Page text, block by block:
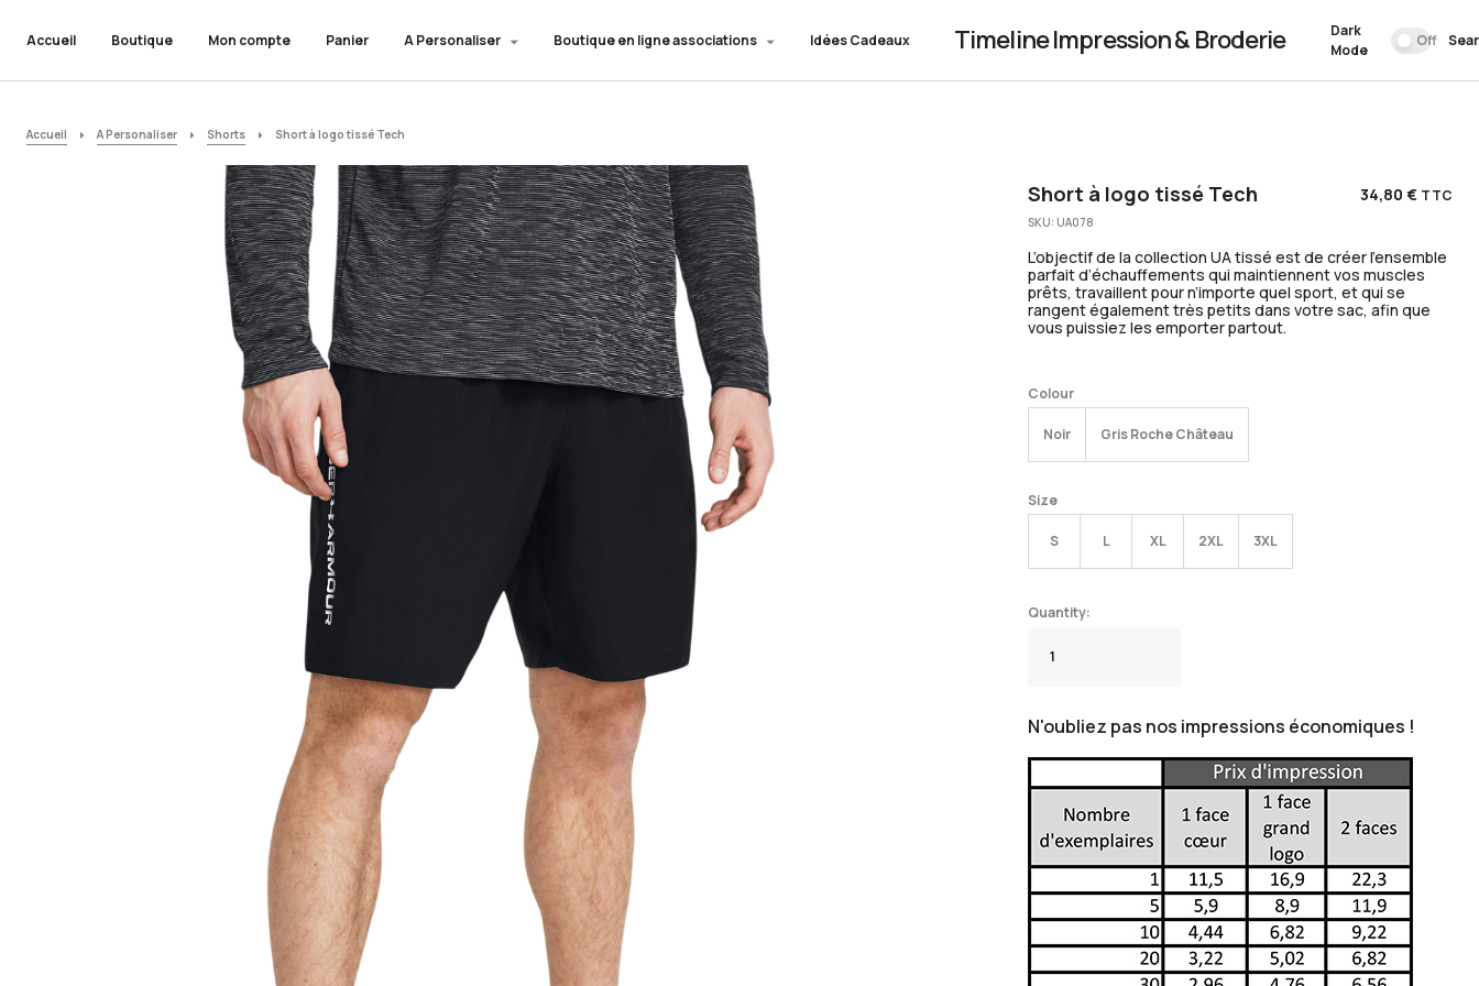
Accueil Boutique Mon compte Panier A Personaliser Boutique en ligne associations Idées Cadeaux Timeline Impression & Broderie
Dark
Mode
Off
Accueil A Personaliser Shorts Short à logo tissé Tech
Short à logo tissé Tech 34,80 € TTC
SKU: UA078
L’objectif de la collection UA ​​tissé est de créer l’ensemble
parfait d’échauffements qui maintiennent vos muscles
prêts, travaillent pour n’importe quel sport, et qui se
rangent également très petits dans votre sac, afin que
vous puissiez les emporter partout.
Colour
Noir Gris Roche Château
Size
S L XL 2XL 3XL
N'oubliez pas nos impressions économiques !